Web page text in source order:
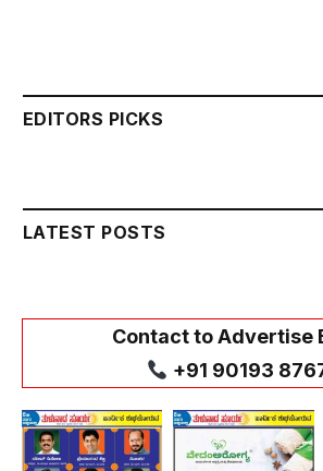
EDITORS PICKS
LATEST POSTS
Contact to Advertise
+91 90193